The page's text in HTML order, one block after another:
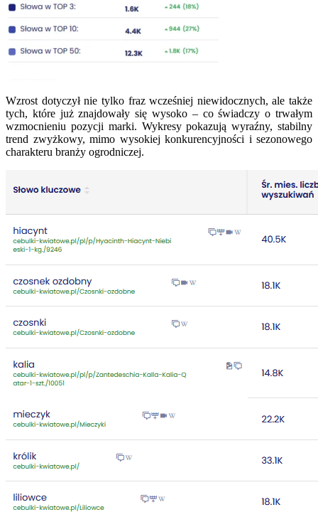
Wzrost dotyczył nie tylko fraz wcześniej niewidocznych, ale także
tych, które już znajdowały się wysoko – co świadczy o trwałym
wzmocnieniu pozycji marki. Wykresy pokazują wyraźny, stabilny
trend zwyżkowy, mimo wysokiej konkurencyjności i sezonowego
charakteru branży ogrodniczej.